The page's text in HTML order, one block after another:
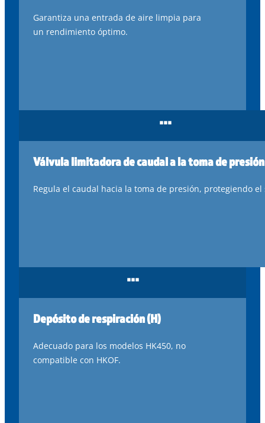
Garantiza una entrada de aire limpia para
un rendimiento óptimo.
...
Válvula limitadora de caudal a la toma de
Regula el caudal hacia la toma de presión, protegiendo el
...
Depósito de respiración (H)
Adecuado para los modelos HK450, no
compatible con HKOF.